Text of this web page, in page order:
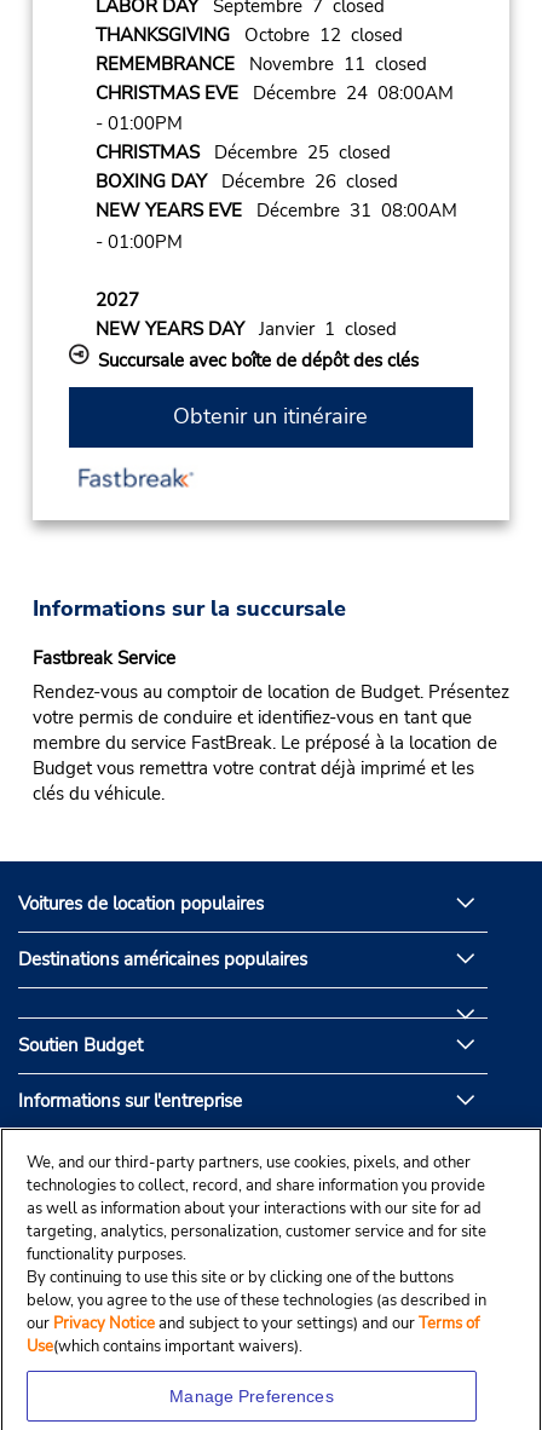
LABOR DAYSeptembre 7 closed
THANKSGIVINGOctobre 12 closed
REMEMBRANCENovembre 11 closed
CHRISTMAS EVEDécembre 24 08:00AM
- 01:00PM
CHRISTMASDécembre 25 closed
BOXING DAYDécembre 26 closed
NEW YEARS EVEDécembre 31 08:00AM
- 01:00PM
2027
NEW YEARS DAYJanvier 1 closed
Succursale avec boîte de dépôt des clés
Obtenir un itinéraire
Informations sur la succursale
Fastbreak Service
Rendez-vous au comptoir de location de Budget. Présentez
votre permis de conduire et identifiez-vous en tant que
membre du service FastBreak. Le préposé à la location de
Budget vous remettra votre contrat déjà imprimé et les
clés du véhicule.
Voitures de location populaires
Destinations américaines populaires
Soutien Budget
Informations sur l'entreprise
Partenaires de Budget
We, and our third-party partners, use cookies, pixels, and other
technologies to collect, record, and share information you provide
as well as information about your interactions with our site for ad
targeting, analytics, personalization, customer service and for site
functionality purposes.
By continuing to use this site or by clicking one of the buttons
below, you agree to the use of these technologies (as described in
our Privacy Noticeand subject to your settings) and ourTerms of
Use(which contains important waivers).
Manage Preferences